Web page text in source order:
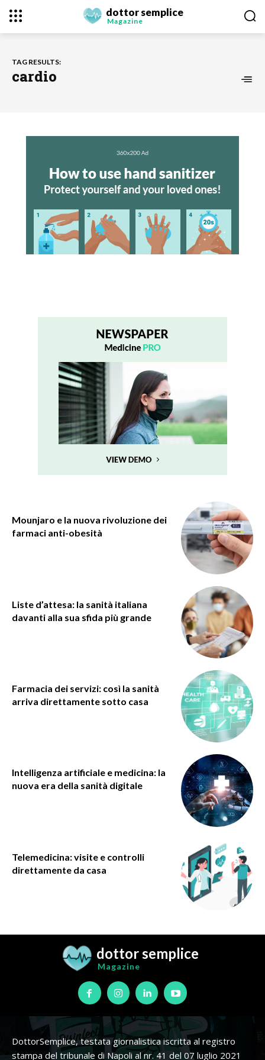
dottor semplice
Magazine
TAG RESULTS:
cardio
Mounjaro e la nuova rivoluzione dei
farmaci anti-obesità
Liste d’attesa: la sanità italiana
davanti alla sua sfida più grande
Farmacia dei servizi: così la sanità
arriva direttamente sotto casa
Intelligenza artificiale e medicina: la
nuova era della sanità digitale
Telemedicina: visite e controlli
direttamente da casa
dottor semplice
Magazine
DottorSemplice, testata giornalistica iscritta al registro
stampa del tribunale di Napoli al nr. 41 del 07 luglio 2021